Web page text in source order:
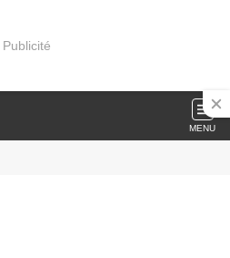
Publicité
MENU